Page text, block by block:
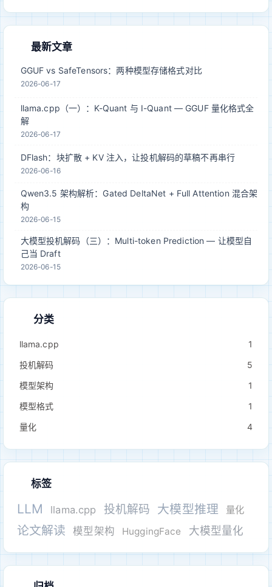
最新文章
GGUF vs SafeTensors：两种模型存储格式对比
2026-06-17
llama.cpp（一）：K-Quant 与 I-Quant — GGUF 量化格式全
解
2026-06-17
DFlash：块扩散 + KV 注入，让投机解码的草稿不再串行
2026-06-16
Qwen3.5 架构解析：Gated DeltaNet + Full Attention 混合架
构
2026-06-15
大模型投机解码（三）：Multi-token Prediction — 让模型自
己当 Draft
2026-06-15
分类
llama.cpp
1
投机解码
5
模型架构
1
模型格式
1
量化
4
标签
LLM llama.cpp 投机解码 大模型推理 量化
论文解读 模型架构 HuggingFace 大模型量化